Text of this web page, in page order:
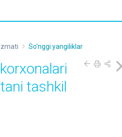
So'nggi yangiliklar
tashkil